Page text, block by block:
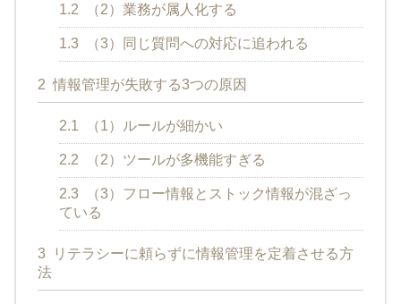
1.2 （2）業務が属人化する
1.3 （3）同じ質問への対応に追われる
2 情報管理が失敗する3つの原因
2.1 （1）ルールが細かい
2.2 （2）ツールが多機能すぎる
2.3
（3）フロー情報とストック情報が混ざっ
ている
3
リテラシーに頼らずに情報管理を定着させる方
法